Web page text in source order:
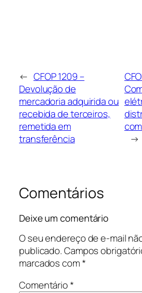
← CFOP 1209 –
Devolução de
mercadoria adquirida ou
recebida de terceiros,
remetida em
transferência
→
Comentários
Deixe um comentário
O seu endereço de e-mail
publicado.Campos
marcados com*
Comentário*